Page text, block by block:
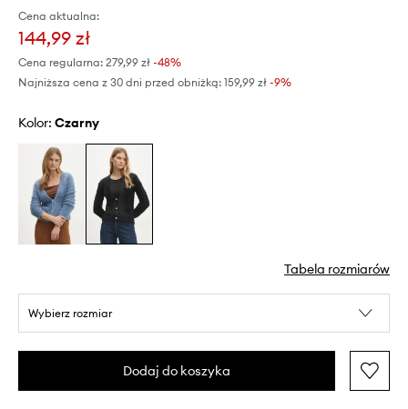
Cena aktualna:
144,99 zł
Cena regularna: 279,99 zł -48%
Najniższa cena z 30 dni przed obniżką: 159,99 zł -9%
Kolor: czarny
Tabela rozmiarów
Wybierz rozmiar
Dodaj do koszyka